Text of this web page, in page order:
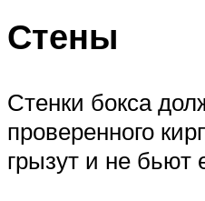
Стены
Стенки бокса
проверенного
грызут и не бьют